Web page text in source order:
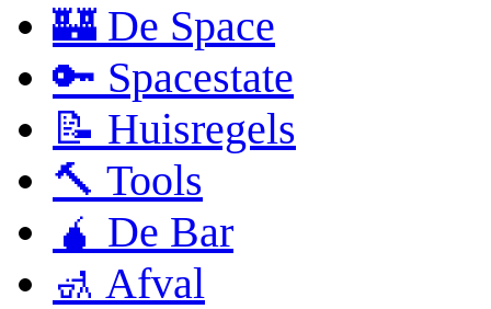
🏰 De Space
🔑 Spacestate
📝 Huisregels
🔨 Tools
🧉 De Bar
🚮 Afval